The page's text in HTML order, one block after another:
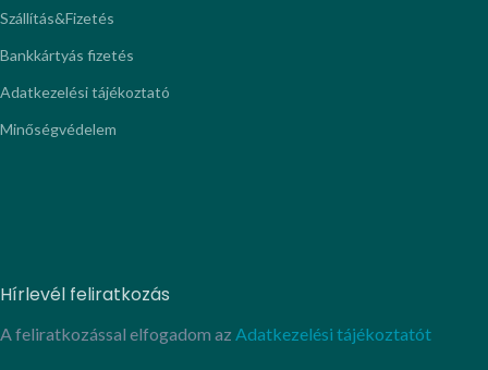
Szállítás&Fizetés
Bankkártyás fizetés
Adatkezelési tájékoztató
Minőségvédelem
Hírlevél feliratkozás
A feliratkozással elfogadom az Adatkezelési tájékoztatót